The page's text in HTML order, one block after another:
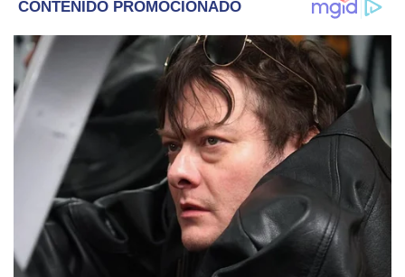
ENTRETENIMIENTO
emocionante video del nacimiento
de Serena: "Bienvenida, amor de
nuestras vidas"
ACTUALIDAD
Así es Enrique Macaya Márquez
puertas adentro: su hija y sus
nietos revelaron cómo es el
hombre detrás de la leyenda
ENTRETENIMIENTO
Nicole Neumann definió con una
frase al novio de su hija Allegra
Cubero y sorprendió a todos